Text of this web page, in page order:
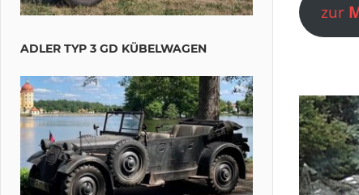
zur
ADLER TYP 3 GD KÜBELWAGEN